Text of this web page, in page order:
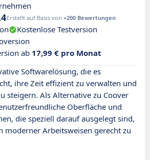
Erstellt auf Basis von +200 Bewertungen
Kostenlose Testversion
ab 17,99 € pro Monat
Softwarelösung, die es
ihre Zeit effizient zu verwalten und
steigern. Als Alternative zu Coover
Oberfläche und
die speziell darauf ausgelegt sind,
moderner Arbeitsweisen gerecht zu